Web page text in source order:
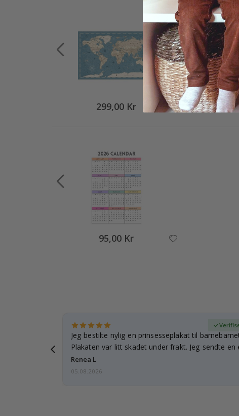
299,00 Kr
95,00 Kr
Jeg bestilte nylig en prinsesseplakat til
Plakaten var litt skadet under frakt. Jeg sendte
Renea L
05.08.2026